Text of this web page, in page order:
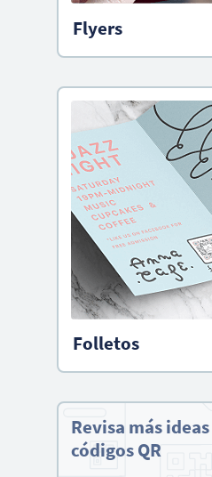
Flyers
Folletos
Revisa más ideas
códigos QR